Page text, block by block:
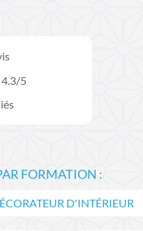
4.3/5
FORMATION :
D'INTÉRIEUR